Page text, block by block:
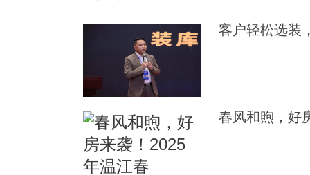
客户轻松选
春风和煦，好